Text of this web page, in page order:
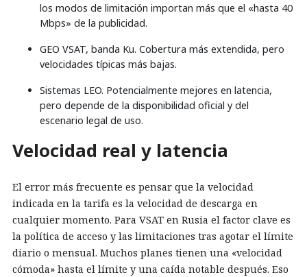
los modos de limitación importan más que el «hasta 40
Mbps» de la publicidad.
GEO VSAT, banda Ku. Cobertura más extendida, pero
velocidades típicas más bajas.
Sistemas LEO. Potencialmente mejores en latencia,
pero depende de la disponibilidad oficial y del
escenario legal de uso.
Velocidad real y latencia
El error más frecuente es pensar que la velocidad
indicada en la tarifa es la velocidad de descarga en
cualquier momento. Para VSAT en Rusia el factor clave es
la política de acceso y las limitaciones tras agotar el límite
diario o mensual. Muchos planes tienen una «velocidad
cómoda» hasta el límite y una caída notable después. Eso